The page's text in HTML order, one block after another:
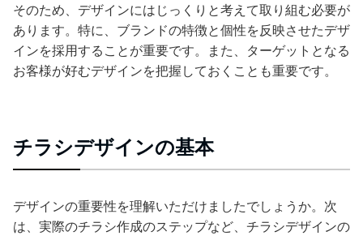
そのため、デザインにはじっくりと考えて取り組む必要が
あります。特に、ブランドの特徴と個性を反映させたデザ
インを採用することが重要です。また、ターゲットとなる
お客様が好むデザインを把握しておくことも重要です。
チラシデザインの基本
デザインの重要性を理解いただけましたでしょうか。次
は、実際のチラシ作成のステップなど、チラシデザインの